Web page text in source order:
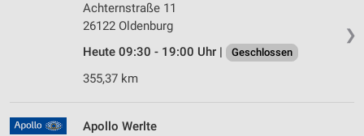
❯
Achternstraße 11
26122 Oldenburg
Heute 09:30 - 19:00 Uhr |
Geschlossen
355,37 km
Apollo Werlte